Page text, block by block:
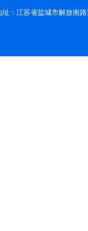
址：江苏省盐城市解放南